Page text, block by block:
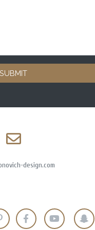
SUBMIT
design.com